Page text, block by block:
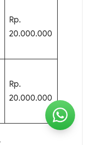
Rp.
20.000.000
Rp.
20.000.000